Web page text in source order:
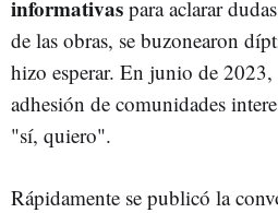
informativas para aclarar
de las obras, se buzonearon
hizo esperar. En junio de
adhesión de comunidades
"sí, quiero".
Rápidamente se publicó la